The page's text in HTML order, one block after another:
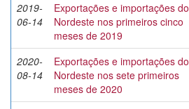
2019-
06-14
Exportações e importações do
Nordeste nos primeiros cinco
meses de 2019
2020-
08-14
Exportações e importações do
Nordeste nos sete primeiros
meses de 2020